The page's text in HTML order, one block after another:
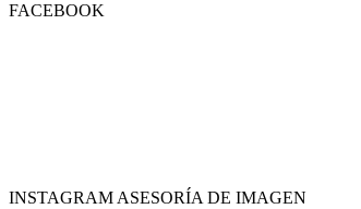
FACEBOOK
INSTAGRAM ASESORÍA DE IMAGEN